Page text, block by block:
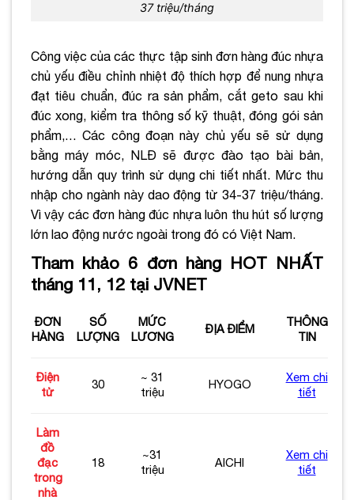
37 triệu/tháng
Công việc của các thực tập sinh đơn hàng đúc nhựa
chủ yếu điều chỉnh nhiệt độ thích hợp để nung nhựa
đạt tiêu chuẩn, đúc ra sản phẩm, cắt geto sau khi
đúc xong, kiểm tra thông số kỹ thuật, đóng gói sản
phẩm,… Các công đoạn này chủ yếu sẽ sử dụng
bằng máy móc, NLĐ sẽ được đào tạo bài bản,
hướng dẫn quy trình sử dụng chi tiết nhất. Mức thu
nhập cho ngành này dao động từ 34-37 triệu/tháng.
Vì vậy các đơn hàng đúc nhựa luôn thu hút số lượng
lớn lao động nước ngoài trong đó có Việt Nam.
Tham khảo 6 đơn hàng HOT NHẤT
tháng 11, 12 tại JVNET
ĐƠN
HÀNG
SỐ
LƯỢNG
MỨC
LƯƠNG
ĐỊA ĐIỂM
THÔNG
TIN
Điện
tử
30
~ 31
triệu
HYOGO
Xem chi
tiết
Làm
đồ
đạc
trong
nhà
18
~31
triệu
AICHI
Xem chi
tiết